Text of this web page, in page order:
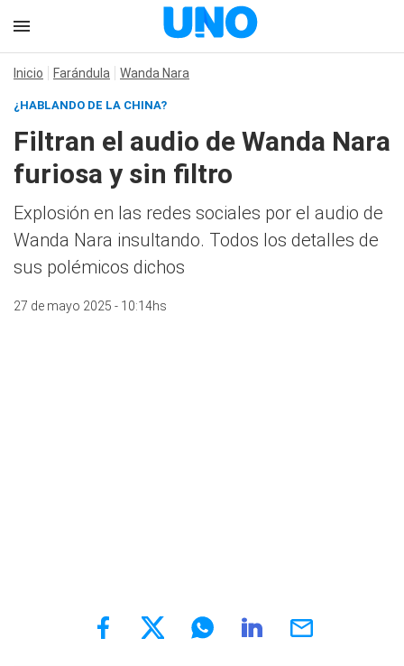
Inicio Farándula Wanda Nara
¿HABLANDO DE LA CHINA?
Filtran el audio de Wanda Nara
furiosa y sin filtro
Explosión en las redes sociales por el audio de
Wanda Nara insultando. Todos los detalles de
sus polémicos dichos
27 de mayo 2025 - 10:14hs